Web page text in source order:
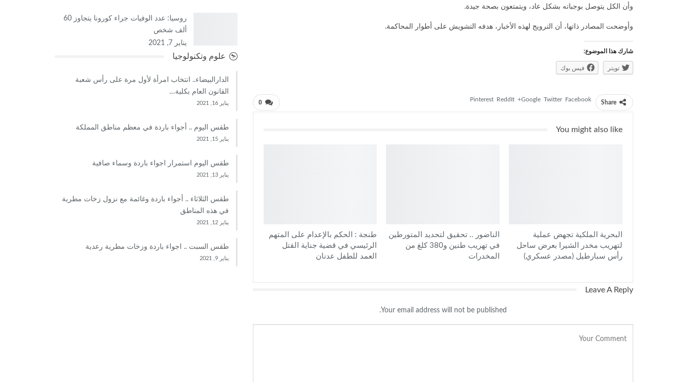
وأن الكل يتوصل بوجباته بشكل عاد، ويتمتعون بصحة جيدة.
وأوضحت المصادر ذاتها، أن الترويج لهذه الأخبار، هدفه التشويش على أطوار المحاكمة.
شارك هذا الموضوع:
تويتر فيس بوك
0 Share
Facebook
Twitter
Google+
ReddIt
Pinterest
You might also like
البحرية الملكية تجهض عملية
لتهريب مخدر الشيرا بعرض ساحل
رأس سبارطيل (مصدر عسكري)
الناضور .. تحقيق لتحديد المتورطين
في تهريب طنين و380 كلغ من
المخدرات
طنجة : الحكم بالإعدام على المتهم
الرئيسي في قضية جناية القتل
العمد للطفل عدنان
Leave A Reply
Your email address will not be published.
روسيا: عدد الوفيات جراء كورونا يتجاوز 60
ألف شخص
يناير 7, 2021
علوم وتكنولوجيا
الدارالبيضاء.. انتخاب امرأة لأول مرة على رأس شعبة
القانون العام بكلية…
يناير 16, 2021
طقس اليوم .. أجواء باردة في معظم مناطق المملكة
يناير 15, 2021
طقس اليوم استمرار اجواء باردة وسماء صافية
يناير 13, 2021
طقس الثلاثاء .. أجواء باردة وغائمة مع نزول زخات مطرية
في هذه المناطق
يناير 12, 2021
طقس السبت .. اجواء باردة وزخات مطرية رعدية
يناير 9, 2021